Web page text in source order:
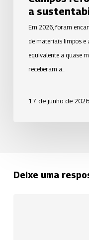
a
Em 2026, foram
de materiais limpos e
equivalente a quase
receberam a…
17 de junho de 2026
Deixe uma